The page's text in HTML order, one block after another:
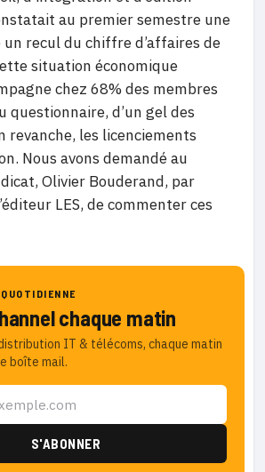
au premier semestre une
recul du chiffre d’affaires de
situation économique
chez 68% des membres
questionnaire, d’un gel des
revanche, les licenciements
Nous avons demandé au
Olivier Bouderand, par
LES, de commenter ces
chaque matin
IT & télécoms, chaque matin
boîte mail.